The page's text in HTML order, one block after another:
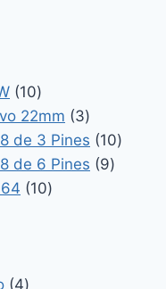
1010
productos
22mm 33
productos
de 3 Pines 1010
de 6 Pines 99
1010
44